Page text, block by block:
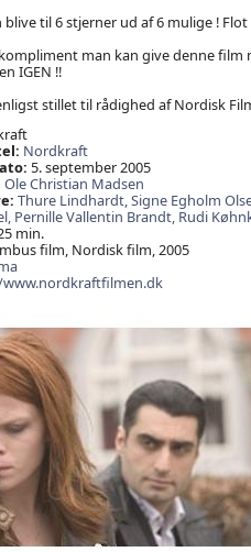
blive til 6 stjerner ud af 6 mulige ! Flot
man kan give denne
IGEN !!
stillet til rådighed af Nordisk
Nordkraft
5. september 2005
Ole Christian Madsen
Thure Lindhardt,Signe Egholm
Pernille Vallentin Brandt, Rudi
min.
film, Nordisk film, 2005